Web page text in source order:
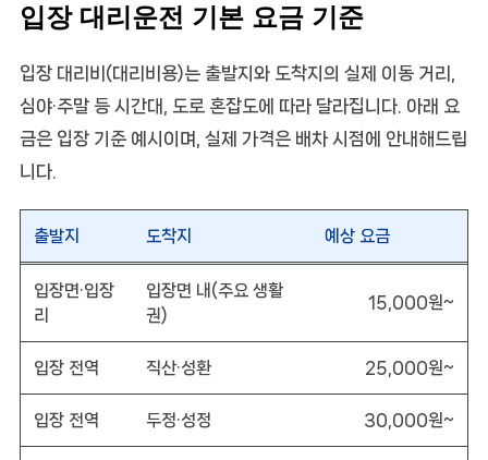
입장 대리운전 기본 요금 기준
입장 대리비(대리비용)는 출발지와 도착지의 실제 이동 거리,
심야·주말 등 시간대, 도로 혼잡도에 따라 달라집니다. 아래 요
금은 입장 기준 예시 이며, 실제 가격은 배차 시점에 안내해드립
니다.
출발지 도착지 예상 요금
입장면·입장
리
입장면 내(주요 생활
권)
15,000원~
입장 전역 직산·성환 25,000원~
입장 전역 두정·성정 30,000원~